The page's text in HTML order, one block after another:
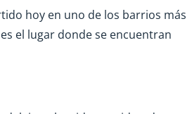
hoy en uno de los barrios más
el lugar donde se encuentran